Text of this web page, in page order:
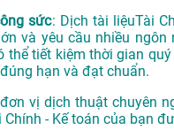
sức: Dịch tài liệuTài
và yêu cầu nhiều
thể tiết kiệm thời gian
hạn và đạt chuẩn.
vị dịch thuật chuyên
- Kế toán của bạn